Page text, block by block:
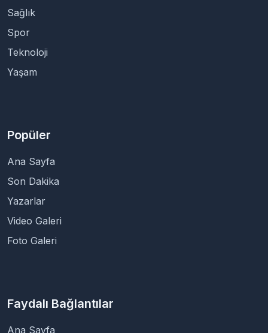
Sağlık
Spor
Teknoloji
Yaşam
Popüler
Ana Sayfa
Son Dakika
Yazarlar
Video Galeri
Foto Galeri
Faydalı Bağlantılar
Ana Sayfa